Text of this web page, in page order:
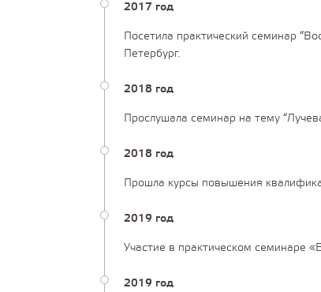
2017 год
Посетила практический семинар
Петербург.
2018 год
Прослушала семинар на тему
2018 год
Прошла курсы повышения
2019 год
Участие в практическом семинаре
2019 год